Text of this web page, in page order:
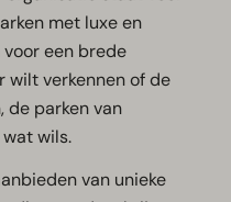
met luxe en
een brede
wilt verkennen of de
de parken van
wils.
van unieke